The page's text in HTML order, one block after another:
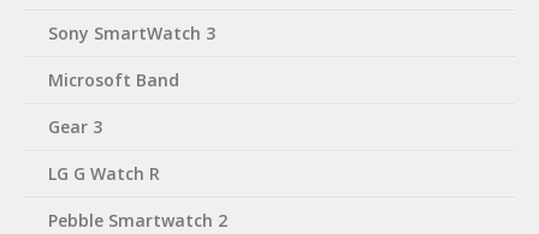
Sony SmartWatch 3
Microsoft Band
Gear 3
LG G Watch R
Pebble Smartwatch 2